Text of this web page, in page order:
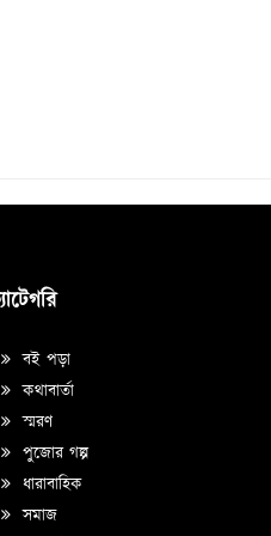
বই পড়া
কথাবার্তা
স্মরণ
পুজোর গল্প
ধারাবাহিক
সমাজ